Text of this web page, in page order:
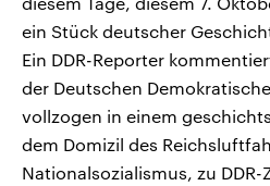
ein Stück deutscher
Ein DDR-Reporter
der Deutschen
vollzogen in einem
dem Domizil des
Nationalsozialismus, zu DDR-